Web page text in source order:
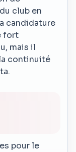
club en
candidature
fort
mais il
continuité
pour le